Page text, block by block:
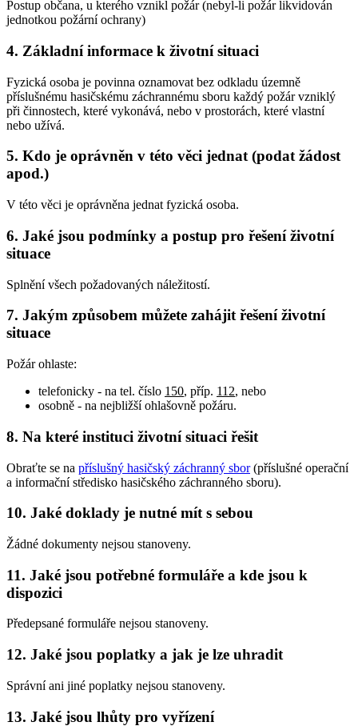
Postup občana, u kterého vznikl požár (nebyl-li požár likvidován
jednotkou požární ochrany)
4. Základní informace k životní situaci
Fyzická osoba je povinna oznamovat bez odkladu územně
příslušnému hasičskému záchrannému sboru každý požár vzniklý
při činnostech, které vykonává, nebo v prostorách, které vlastní
nebo užívá.
5. Kdo je oprávněn v této věci jednat (podat žádost
apod.)
V této věci je oprávněna jednat fyzická osoba.
6. Jaké jsou podmínky a postup pro řešení životní
situace
Splnění všech požadovaných náležitostí.
7. Jakým způsobem můžete zahájit řešení životní
situace
Požár ohlaste:
telefonicky - na tel. číslo 150, příp. 112, nebo
osobně - na nejbližší ohlašovně požáru.
8. Na které instituci životní situaci řešit
Obraťte se na příslušný hasičský záchranný sbor(příslušné operační
a informační středisko hasičského záchranného sboru).
10. Jaké doklady je nutné mít s sebou
Žádné dokumenty nejsou stanoveny.
11. Jaké jsou potřebné formuláře a kde jsou k
dispozici
Předepsané formuláře nejsou stanoveny.
12. Jaké jsou poplatky a jak je lze uhradit
Správní ani jiné poplatky nejsou stanoveny.
13. Jaké jsou lhůty pro vyřízení